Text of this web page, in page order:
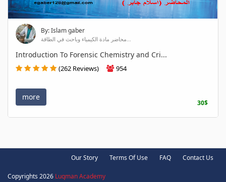
By: Islam gaber
محاضر مادة الكيمياء وباحث في الطاقة...
Introduction To Forensic Chemistry and Cri...
(262 Reviews) 954
more
30$
Our Story Terms Of Use FAQ Contact Us
Copyrights 2026 Luqman Academy